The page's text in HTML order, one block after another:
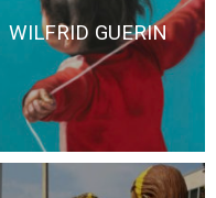
WILFRID GUERIN